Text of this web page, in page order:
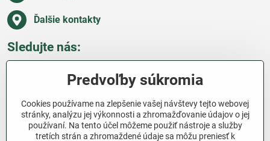
Ďalšie kontakty
Sledujte nás:
Všetko o nákupe
Ďakujeme za podporu
Predvoľby súkromia
Cookies používame na zlepšenie vašej návštevy tejto webovej
stránky, analýzu jej výkonnosti a zhromažďovanie údajov o jej
používaní. Na tento účel môžeme použiť nástroje a služby
tretích strán a zhromaždené údaje sa môžu preniesť k